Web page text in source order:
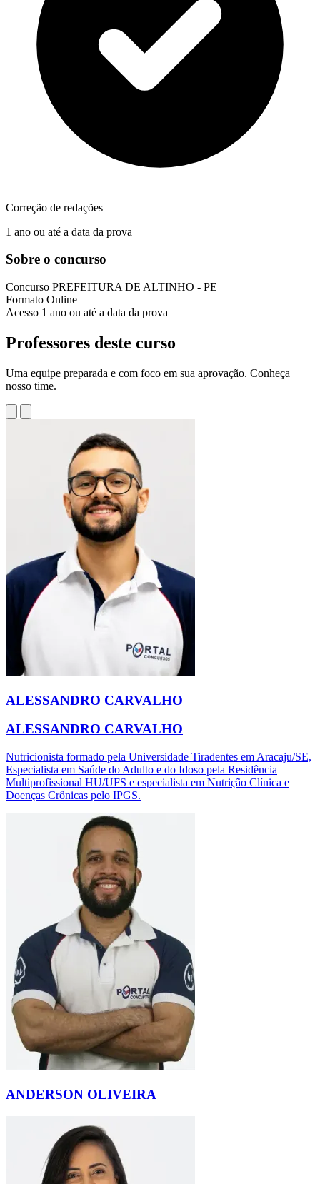
Correção de redações
1 ano ou até a data da prova
Sobre o concurso
Concurso PREFEITURA DE ALTINHO - PE
Formato Online
Acesso 1 ano ou até a data da prova
Professores deste curso
Uma equipe preparada e com foco em sua aprovação. Conheça
nosso time.
ALESSANDRO CARVALHO
ALESSANDRO CARVALHO
Nutricionista formado pela Universidade Tiradentes em Aracaju/SE,
Especialista em Saúde do Adulto e do Idoso pela Residência
Multiprofissional HU/UFS e especialista em Nutrição Clínica e
Doenças Crônicas pelo IPGS.
ANDERSON OLIVEIRA